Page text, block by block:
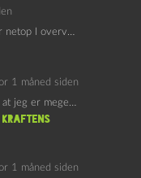
Ahja, herligt herligt. Jeg var netop I overvejelser om at…
1 måned siden
Hej Mikkel Jeg tror faktisk, at jeg er meget enig…
Kraftens
1 måned siden